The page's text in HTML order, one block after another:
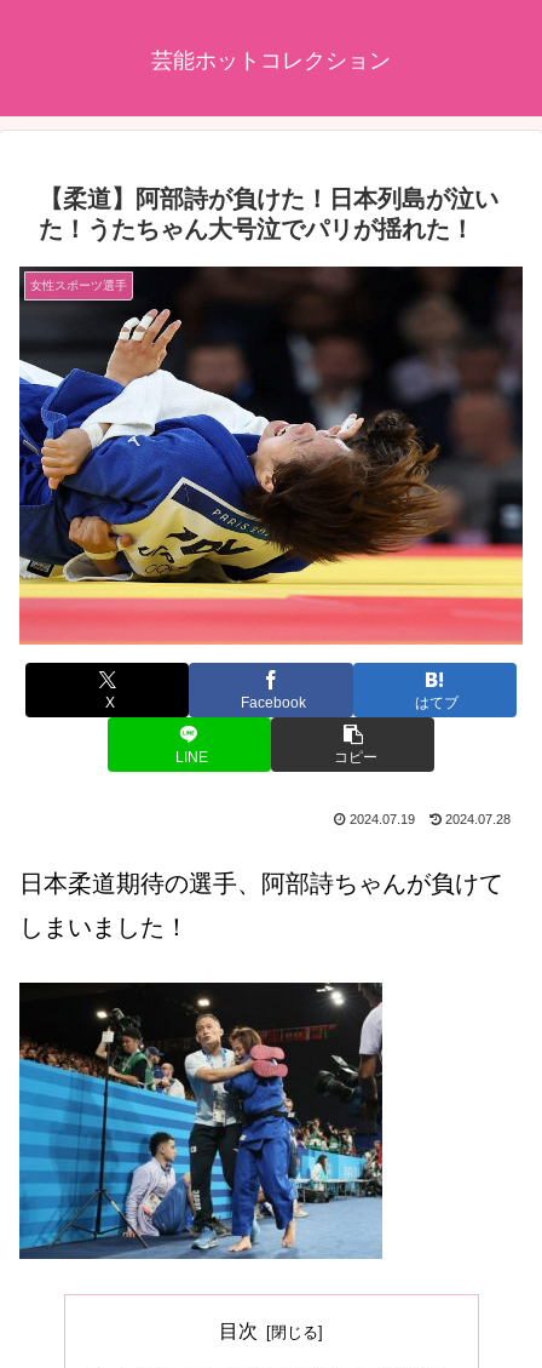
芸能ホットコレクション
【柔道】阿部詩が負けた！日本列島が泣い
た！うたちゃん大号泣でパリが揺れた！
女性スポーツ選手
X Facebook はてブ
LINE コピー
2024.07.19 2024.07.28
日本柔道期待の選手、阿部詩ちゃんが負けて
しまいました ！
目次